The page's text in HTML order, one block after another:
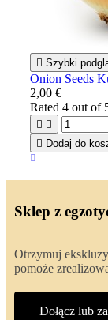
 Szybki
Onion Seeds
2,00 €
Rated4 out of
 
 Dodaj do
Sklep z
Otrzymuj
pomoże
Dołącz lub